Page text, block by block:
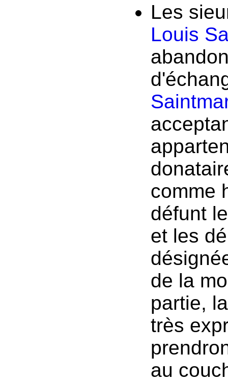
Les
Louis
comme
défunt
et les
de la
partie,
très
au